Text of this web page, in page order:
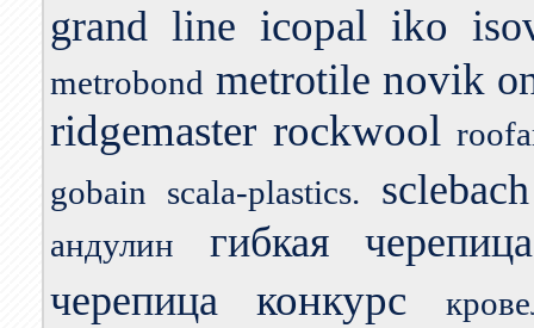
grand line icopal iko
metrobond metrotile novik
ridgemaster rockwool
gobain
scala-plastics. sclebach
андулин
гибкая черепица
черепица
конкурс